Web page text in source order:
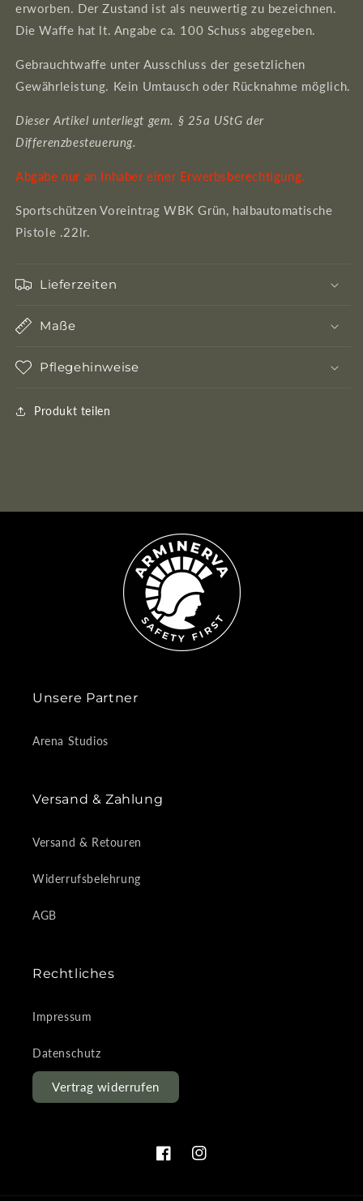
erworben. Der Zustand ist als neuwertig zu bezeichnen.
Die Waffe hat lt. Angabe ca. 100 Schuss abgegeben.
Gebrauchtwaffe unter Ausschluss der gesetzlichen
Gewährleistung. Kein Umtausch oder Rücknahme möglich.
Dieser Artikel unterliegt gem. § 25a UStG der
Differenzbesteuerung.
Abgabe nur an Inhaber einer Erwerbsberechtigung.
Sportschützen Voreintrag WBK Grün, halbautomatische
Pistole .22lr.
Lieferzeiten
Maße
Pflegehinweise
Produkt teilen
Unsere Partner
Arena Studios
Versand & Zahlung
Versand & Retouren
Widerrufsbelehrung
AGB
Rechtliches
Impressum
Datenschutz
Vertrag widerrufen
FacebookInstagram